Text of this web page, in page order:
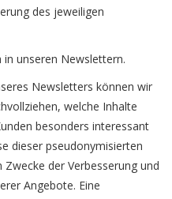
des jeweiligen
unseren Newslettern.
Newsletters können wir
welche Inhalte
besonders interessant
dieser pseudonymisierten
der Verbesserung und
Angebote. Eine